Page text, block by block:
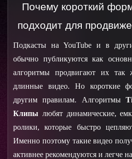
Почему короткий
подходит для
Подкасты на YouTube и в
обычно публикуются как
алгоритмы продвигают их так
длинные видео. Но короткие
другим правилам. Алгоритмы
Клипы любят динамические,
ролики, которые быстро
Именно поэтому такие видео
активнее рекомендуются и легче